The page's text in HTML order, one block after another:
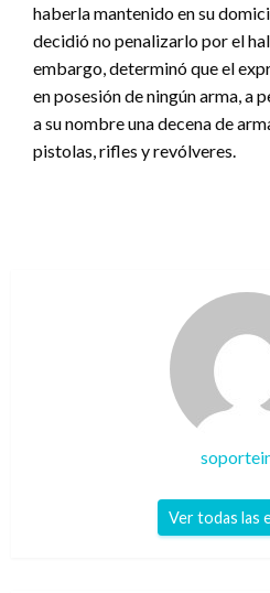
haberla mantenido en su
decidió no penalizarlo por el
embargo, determinó que el
en posesión de ningún arma, a
a su nombre una decena de
pistolas, rifles y revólveres.
Ver todas las